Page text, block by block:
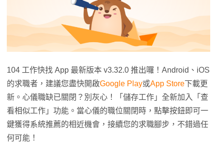
104 工作快找 App 最新版本 v3.32.0 推出囉！Android、iOS
的求職者，建議您盡快開啟Google Play或App Store下載更
新。心儀職缺已關閉？別灰心！「儲存工作」全新加入「查
看相似工作」功能。當心儀的職位關閉時，點擊按鈕即可一
鍵獲得系統推薦的相近機會，接續您的求職腳步，不錯過任
何可能！